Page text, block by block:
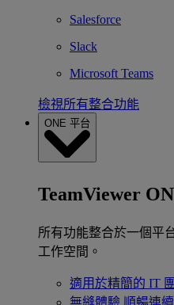
Salesforce
Slack
Microsoft Teams
檢視所有整合功能
ONE 平台
TeamViewer
所有功能整合於一個平
工作空間。
適用於精簡的 IT
無縫體驗 順暢連